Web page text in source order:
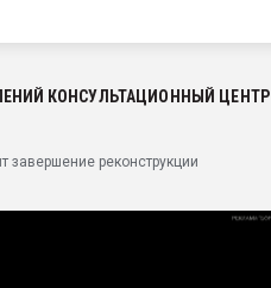
КОНСУЛЬТАЦИОННЫЙ ЦЕНТР
завершение реконструкции